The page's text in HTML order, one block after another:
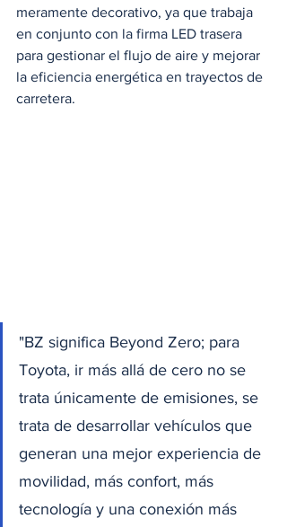
meramente decorativo, ya que trabaja
en conjunto con la firma LED trasera
para gestionar el flujo de aire y mejorar
la eficiencia energética en trayectos de
carretera.
"BZ significa Beyond Zero; para
Toyota, ir más allá de cero no se
trata únicamente de emisiones, se
trata de desarrollar vehículos que
generan una mejor experiencia de
movilidad, más confort, más
tecnología y una conexión más